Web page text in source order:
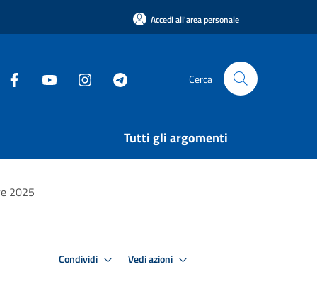
Accedi all'area personale
Cerca
Tutti gli argomenti
2025
Condividi Vedi azioni